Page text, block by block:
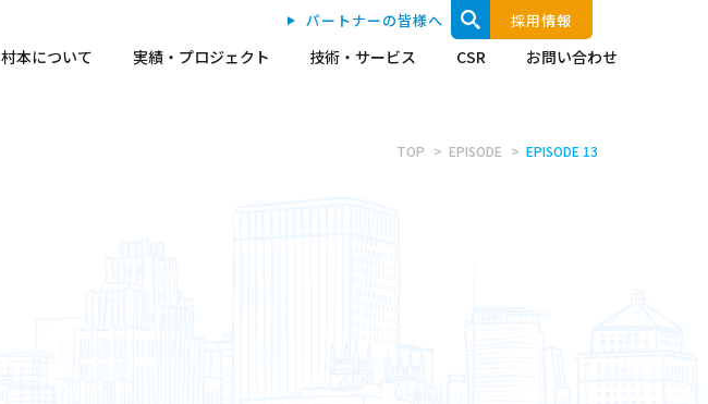
村本について 実績・プロジェクト 技術・サービス CSR お問い合わせ
パートナーの皆様へ 採用情報
TOP EPISODE EPISODE 13